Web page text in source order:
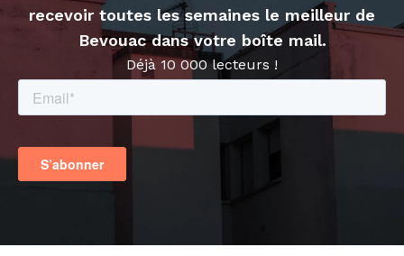
recevoir toutes les semaines le meilleur de
Bevouac dans votre boîte mail.
Déjà 10 000 lecteurs !